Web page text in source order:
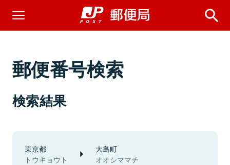
郵便番号検索
検索結果
東京都
トウキョウト
大島町
オオシママチ